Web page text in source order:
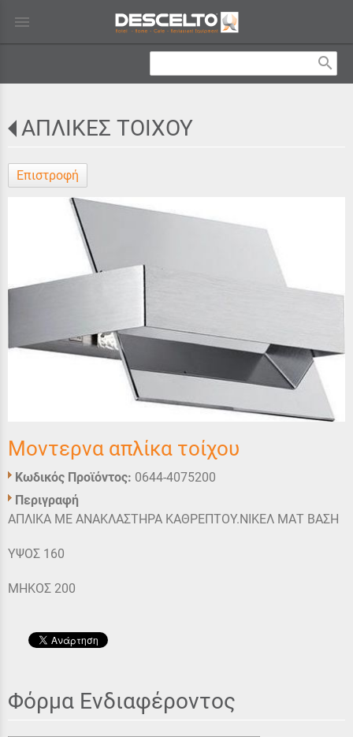
menu
search
ΑΠΛΙΚΕΣ ΤΟΙΧΟΥ
Επιστροφή
Μοντερνα απλίκα τοίχου
Κωδικός Προϊόντος: 0644-4075200
Περιγραφή
ΑΠΛΙΚΑ ΜΕ ΑΝΑΚΛΑΣΤΗΡΑ ΚΑΘΡΕΠΤΟΥ.ΝΙΚΕΛ ΜΑΤ ΒΑΣΗ
ΥΨΟΣ 160
ΜΗΚΟΣ 200
Φόρμα Ενδιαφέροντος